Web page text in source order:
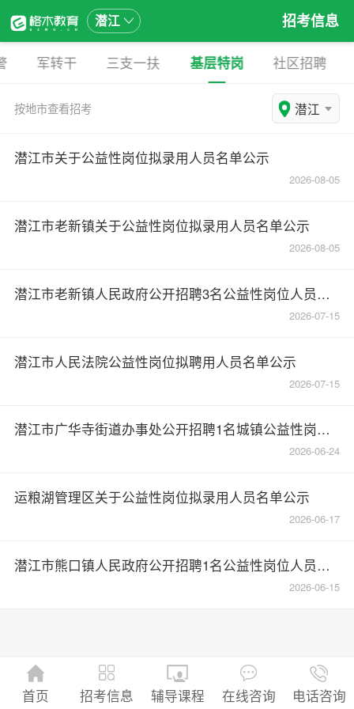
潜江 招考信息
首页 招考信息 辅导课程 在线咨询 电话咨询
军转干 三支一扶 基层特岗 社区招聘
按地市查看招考 潜江
潜江市关于公益性岗位拟录用人员名单公示
2026-08-05
潜江市老新镇关于公益性岗位拟录用人员名单公示
2026-08-05
潜江市老新镇人民政府公开招聘3名公益性岗位人员的公告
2026-07-15
潜江市人民法院公益性岗位拟聘用人员名单公示
2026-07-15
潜江市广华寺街道办事处公开招聘1名城镇公益性岗位人员的公告
2026-06-24
运粮湖管理区关于公益性岗位拟录用人员名单公示
2026-06-17
潜江市熊口镇人民政府公开招聘1名公益性岗位人员的公告
2026-06-15